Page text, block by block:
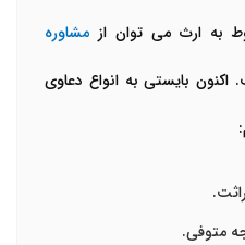
به ارث می توان از مشاوره
بایستی به انواع دعاوی
متوفی.